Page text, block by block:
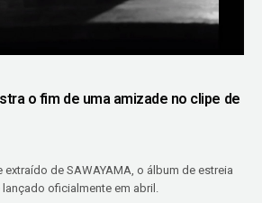
o fim de uma amizade no clipe de
extraído de SAWAYAMA, o álbum de estreia
oficialmente em abril.